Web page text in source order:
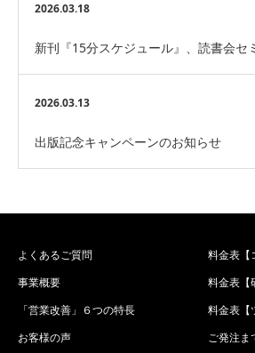
2026.03.18
新刊『15分スケジュール』、読書会セ
せ
2026.03.13
出版記念キャンペーンのお知らせ
よくあるご質問
事業概要
「営業改善」６つの特長
お客様の声
料金表【
料金表【
料金表【
ご発注ま